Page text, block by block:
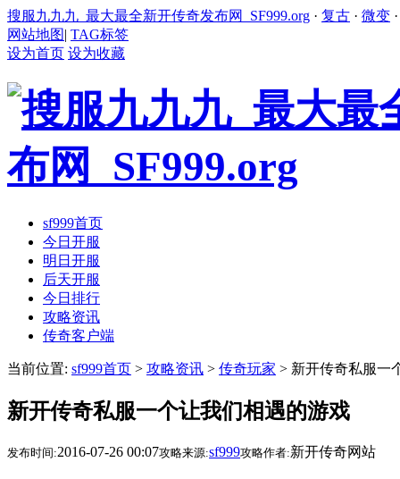
搜服九九九_最大最全新开传奇发布网_SF999.org · 复古 · 微变
网站地图| TAG标签
设为首页 设为收藏
sf999首页
今日开服
明日开服
后天开服
今日排行
攻略资讯
传奇客户端
当前位置: sf999首页 > 攻略资讯 > 传奇玩家 > 新开传奇私服一
新开传奇私服一个让我们相遇的游戏
发布时间:2016-07-26 00:07攻略来源:sf999攻略作者:新开传奇网站